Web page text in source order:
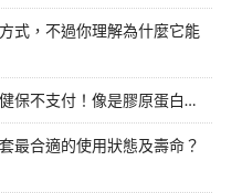
式，不過你理解為什麼它能
保不支付！像是膠原蛋白…
最合適的使用狀態及壽命？